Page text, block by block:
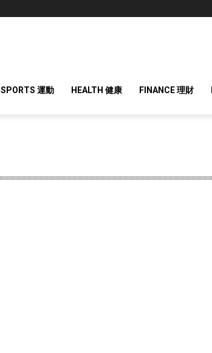
SPORTS 運動 HEALTH 健康 FINANCE 理財